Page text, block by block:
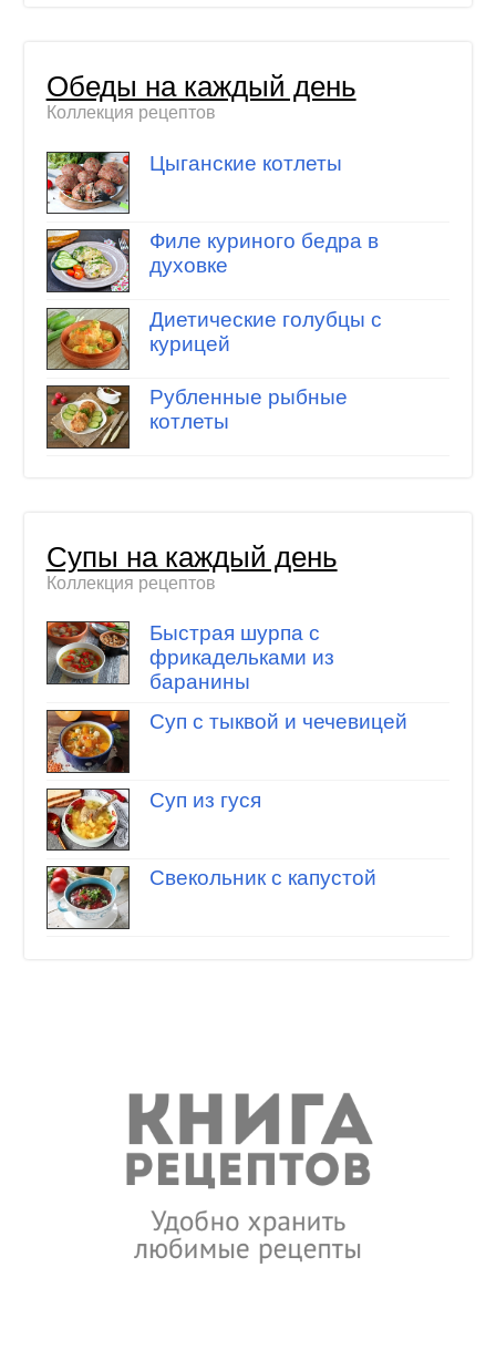
Обеды на каждый день
Коллекция рецептов
Цыганские котлеты
Филе куриного бедра в
духовке
Диетические голубцы с
курицей
Рубленные рыбные
котлеты
Супы на каждый день
Коллекция рецептов
Быстрая шурпа с
фрикадельками из
баранины
Суп с тыквой и чечевицей
Суп из гуся
Свекольник с капустой